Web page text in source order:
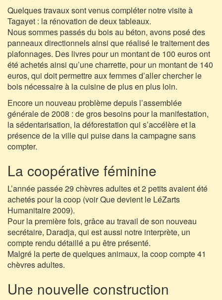
Quelques travaux sont venus compléter notre visite à
Tagayet : la rénovation de deux tableaux.
Nous sommes passés du bois au béton, avons posé des
panneaux directionnels ainsi que réalisé le traitement des
plafonnages. Des livres pour un montant de 100 euros ont
été achetés ainsi qu’une charrette, pour un montant de 140
euros, qui doit permettre aux femmes d’aller chercher le
bois nécessaire à la cuisine de plus en plus loin.
Encore un nouveau problème depuis l’assemblée
générale de 2008 : de gros besoins pour la manifestation,
la sédentarisation, la déforestation qui s’accélère et la
présence de la ville qui puise dans la campagne sans
compter.
La coopérative féminine
L’année passée 29 chèvres adultes et 2 petits avaient été
achetés pour la coop (voir Que devient le LéZarts
Humanitaire 2009).
Pour la première fois, grâce au travail de son nouveau
secrétaire, Daradja, qui est aussi notre interprète, un
compte rendu détaillé a pu être présenté.
Malgré la perte de quelques animaux, la coop compte 41
chèvres adultes.
Une nouvelle construction